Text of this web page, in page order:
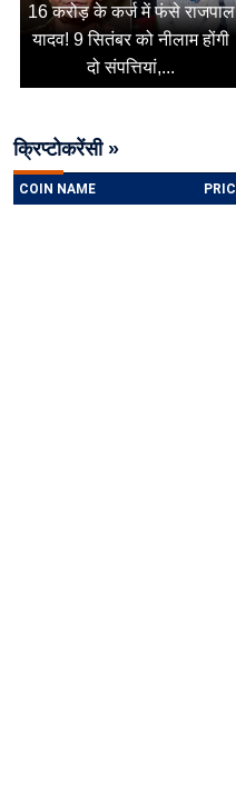
16 करोड़ के कर्ज में फंसे राजपाल
यादव! 9 सितंबर को नीलाम होंगी
दो संपत्तियां,...
क्रिप्टोकरेंसी »